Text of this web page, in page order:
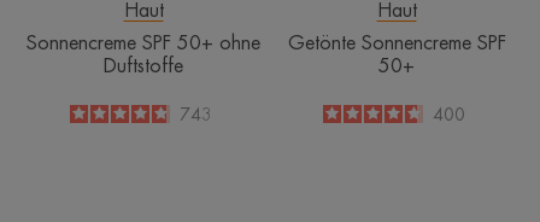
Haut
Sonnencreme SPF 50+ ohne
Duftstoffe
4.8
/
5
743
Haut
Getönte Sonnencreme SPF
50+
4.6
/
5
400